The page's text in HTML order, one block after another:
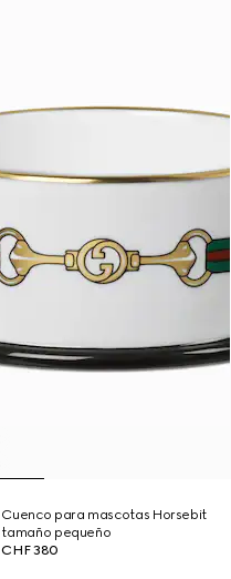
Cuenco para mascotas Horsebit
tamaño pequeño
CHF 380